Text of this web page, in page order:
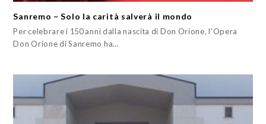
Sanremo – Solo la carità salverà il mondo
Per celebrare i 150 anni dalla nascita di Don Orione, l'Opera
Don Orione di Sanremo ha…